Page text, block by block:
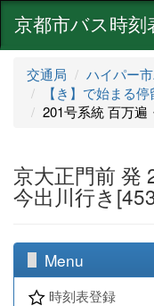
京都市バス時刻
交通局 ハイパー
【き】で始まる
201号系統 百万遍
京大正門前 発
今出川行き
Menu
時刻表登録